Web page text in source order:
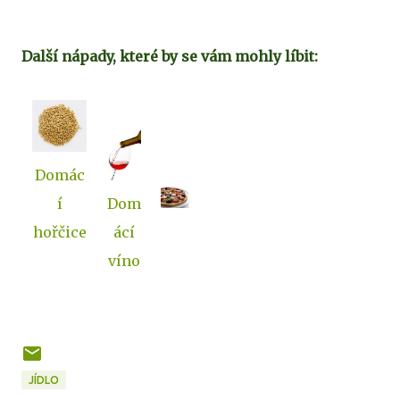
Další nápady, které by se vám mohly líbit:
Domác
í
hořčice
Dom
ácí
víno
JÍDLO